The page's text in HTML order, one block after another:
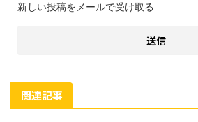
新しい投稿をメールで受け取る
関連記事